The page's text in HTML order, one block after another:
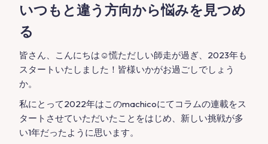
いつもと違う方向から悩みを見つめ
る
皆さん、こんにちは☺慌ただしい師走が過ぎ、2023年も
スタートいたしました！皆様いかがお過ごしでしょう
か。
私にとって2022年はこのmachicoにてコラムの連載をス
タートさせていただいたことをはじめ、新しい挑戦が多
い1年だったように思います。